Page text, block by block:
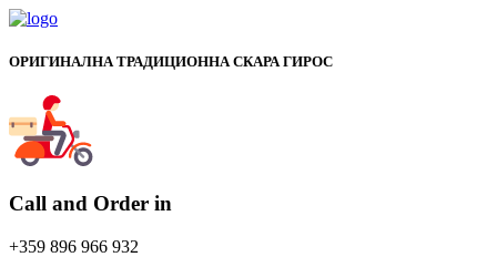
ОРИГИНАЛНА ТРАДИЦИОННА СКАРА ГИРОС
Call and Order in
+359 896 966 932